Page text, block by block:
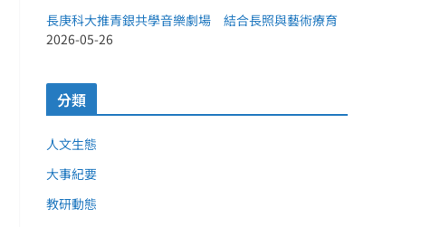
長庚科大推青銀共學音樂劇場 結合長照與藝術療育
2026-05-26
分類
人文生態
大事紀要
教研動態